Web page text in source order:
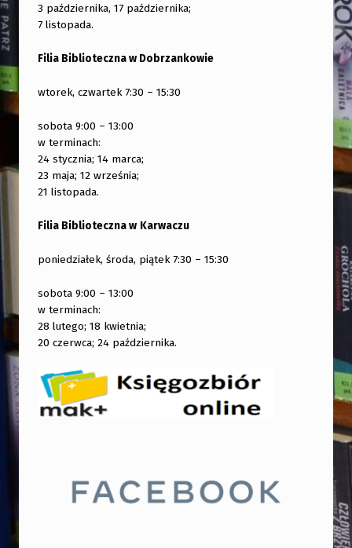
3 października, 17 października;
7 listopada.
Filia Biblioteczna w Dobrzankowie
wtorek, czwartek 7:30 – 15:30
sobota 9:00 – 13:00
w terminach:
24 stycznia; 14 marca;
23 maja; 12 września;
21 listopada.
Filia Biblioteczna w Karwaczu
poniedziałek, środa, piątek 7:30 – 15:30
sobota 9:00 – 13:00
w terminach:
28 lutego; 18 kwietnia;
20 czerwca; 24 października.